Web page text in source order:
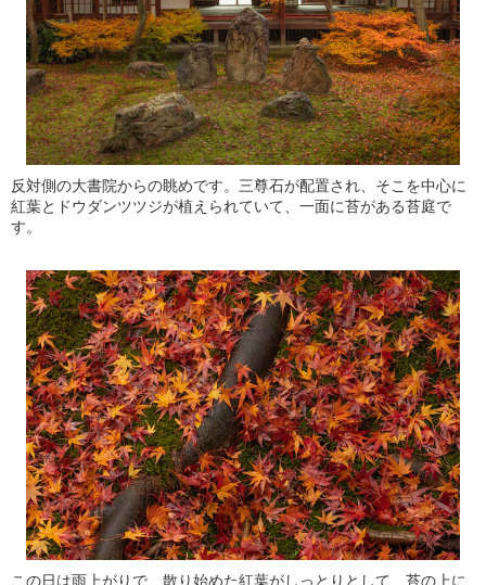
反対側の大書院からの眺めです。三尊石が配置され、そこを中心に
紅葉とドウダンツツジが植えられていて、一面に苔がある苔庭で
す。
この日は雨上がりで、散り始めた紅葉がしっとりとして、苔の上に